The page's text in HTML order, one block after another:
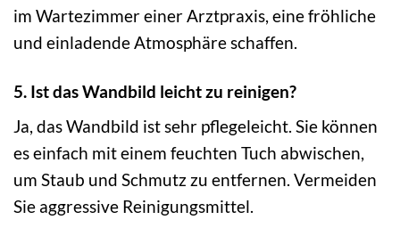
im Wartezimmer einer Arztpraxis, eine fröhliche
und einladende Atmosphäre schaffen.
5. Ist das Wandbild leicht zu reinigen?
Ja, das Wandbild ist sehr pflegeleicht. Sie können
es einfach mit einem feuchten Tuch abwischen,
um Staub und Schmutz zu entfernen. Vermeiden
Sie aggressive Reinigungsmittel.